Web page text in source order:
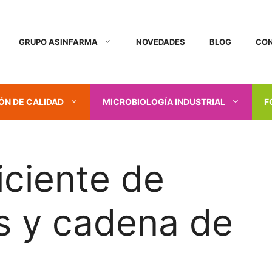
GRUPO ASINFARMA NOVEDADES BLOG
DE CALIDAD MICROBIOLOGÍA INDUSTRIAL
de
y cadena de